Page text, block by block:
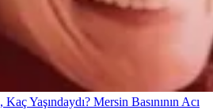
Yaşındaydı? Mersin Basınının Acı